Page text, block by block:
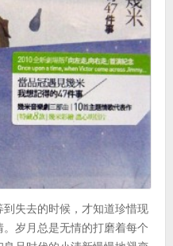
失去的时候，才知道珍惜现
岁月总是无情的打磨着每个